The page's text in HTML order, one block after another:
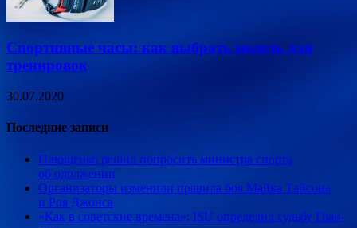
Спортивные часы: как выбрать модель для
тренировок
30.07.2020
Последние записи
Плющенко решил попросить министра спорта
об одолжении
Организаторы изменили правила боя Майка Тайсона
и Роя Джонса
«Как в советские времена»: ISU определил судьбу Гран-